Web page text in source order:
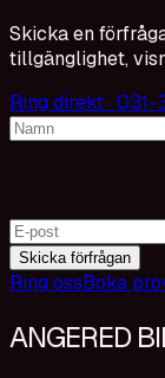
Skicka en
tillgänglighet,
Ring direkt ·
Skicka förfrågan
Ring ossBoka
ANGERED